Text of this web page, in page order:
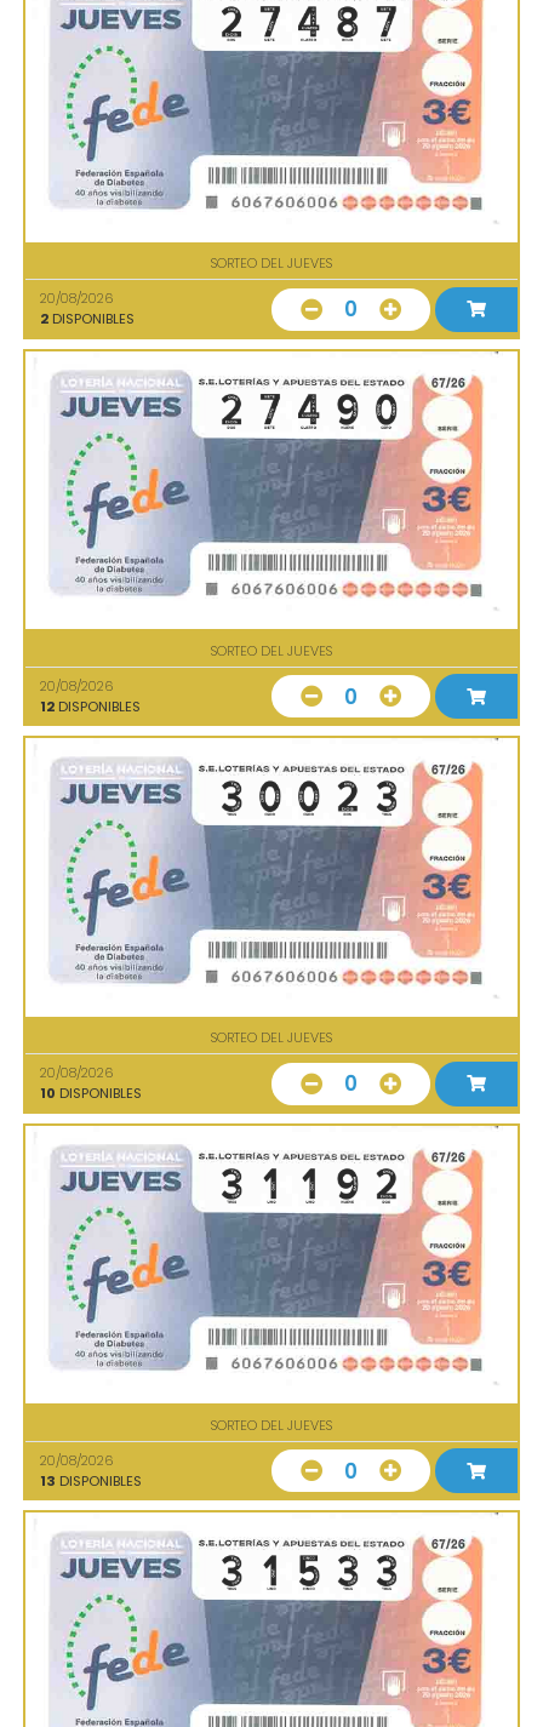
SORTEO DEL JUEVES
20/08/2026
2 DISPONIBLES 0
SORTEO DEL JUEVES
20/08/2026
12 DISPONIBLES 0
SORTEO DEL JUEVES
20/08/2026
10 DISPONIBLES 0
SORTEO DEL JUEVES
20/08/2026
13 DISPONIBLES 0